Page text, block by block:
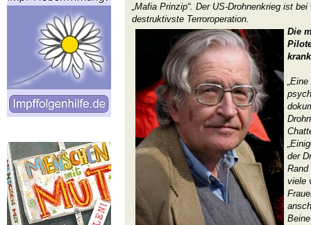
„Mafia Prinzip“. Der US-Drohnenkrieg ist
destruktivste Terroroperation.
Die
krank
der
Rand
viele